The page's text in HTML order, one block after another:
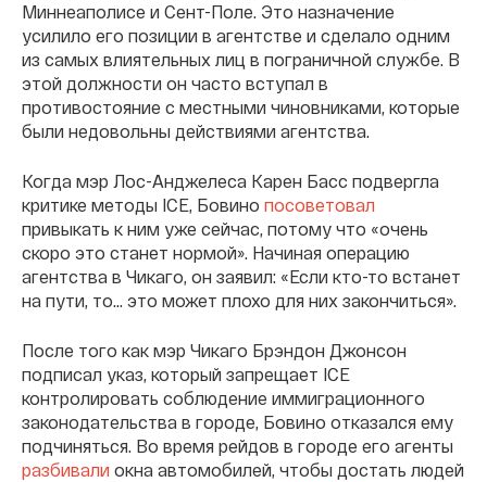
Миннеаполисе и Сент-Поле. Это назначение
усилило его позиции в агентстве и сделало одним
из самых влиятельных лиц в пограничной службе. В
этой должности он часто вступал в
противостояние с местными чиновниками, которые
были недовольны действиями агентства.
Когда мэр Лос-Анджелеса Карен Басс подвергла
критике методы ICE, Бовино посоветовал
привыкать к ним уже сейчас, потому что «очень
скоро это станет нормой». Начиная операцию
агентства в Чикаго, он заявил: «Если кто-то встанет
на пути, то… это может плохо для них закончиться».
После того как мэр Чикаго Брэндон Джонсон
подписал указ, который запрещает ICE
контролировать соблюдение иммиграционного
законодательства в городе, Бовино отказался ему
подчиняться. Во время рейдов в городе его агенты
разбивали окна автомобилей, чтобы достать людей